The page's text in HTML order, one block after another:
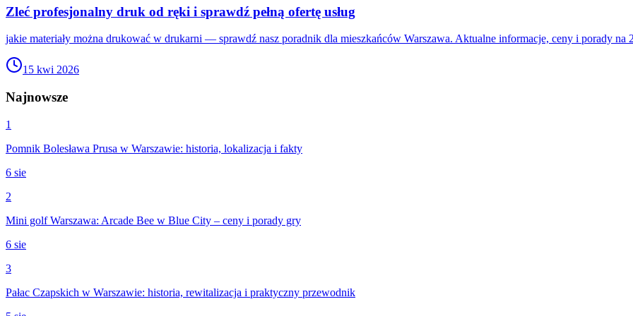
Zleć profesjonalny druk od ręki i sprawdź pełną ofertę usług
jakie materiały można drukować w drukarni — sprawdź nasz poradnik dla mieszkańców Warszawa. Aktualne informacje, ceny i porady na
15 kwi 2026
Najnowsze
1
Pomnik Bolesława Prusa w Warszawie: historia, lokalizacja i fakty
6 sie
2
Mini golf Warszawa: Arcade Bee w Blue City – ceny i porady gry
6 sie
3
Pałac Czapskich w Warszawie: historia, rewitalizacja i praktyczny przewodnik